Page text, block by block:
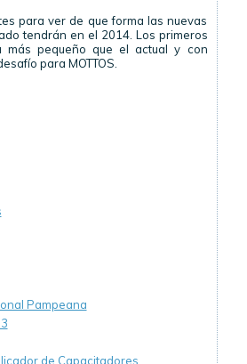
para ver de que forma las nuevas
tendrán en el 2014. Los primeros
pequeño que el actual y con
para MOTTOS.
Pampeana
de Capacitadores.